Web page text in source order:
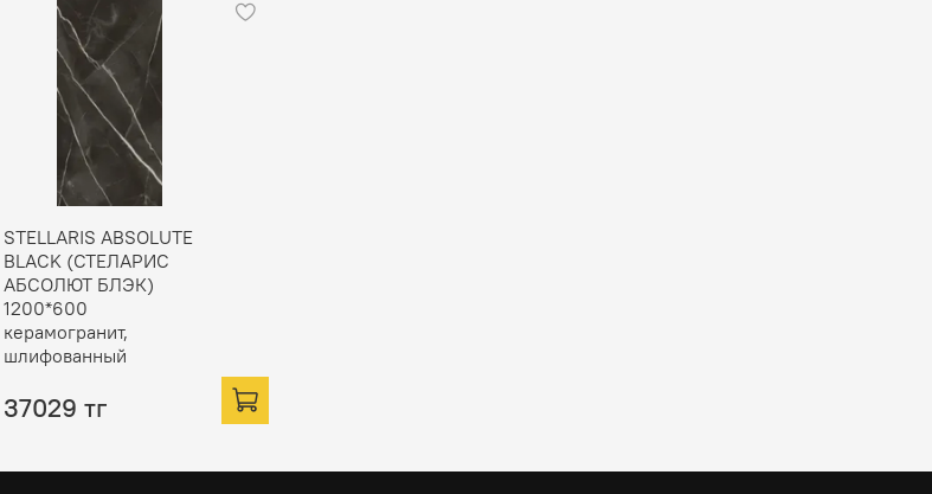
STELLARIS ABSOLUTE
BLACK (СТЕЛАРИС
АБСОЛЮТ БЛЭК)
1200*600
керамогранит,
шлифованный
37029 тг